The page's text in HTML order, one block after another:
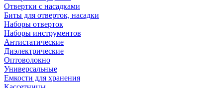
Отвертки с насадками
Биты для отверток, насадки
Наборы отверток
Наборы инструментов
Антистатические
Диэлектрические
Оптоволокно
Универсальные
Емкости для хранения